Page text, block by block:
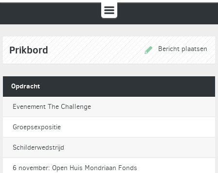
Prikbord Bericht plaatsen
Opdracht
Evenement The Challenge
Groepsexpositie
Schilderwedstrijd
6 november: Open Huis Mondriaan Fonds